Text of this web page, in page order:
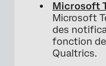
Microsoft
Microsoft
des
fonction
Qualtrics.